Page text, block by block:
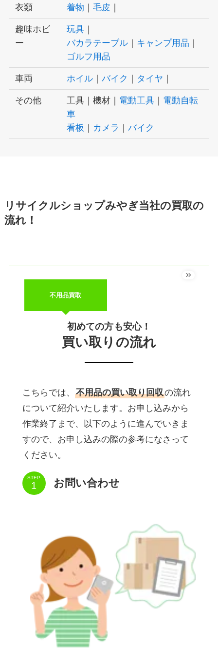
衣類 着物 ｜毛皮 ｜
趣味ホビ
ー
玩具 ｜
バカラテーブル ｜ キャンプ用品 ｜
ゴルフ用品
車両 ホイル ｜バイク ｜ タイヤ ｜
その他 工具｜機材｜ 電動工具 ｜ 電動自転
車
看板 ｜ カメラ ｜バイク
リサイクルショップみやぎ当社の買取の
流れ！
不用品買取
初めての方も安心！
買い取りの流れ
こちらでは、 不用品の買い取り回収の流れ
について紹介いたします。お申し込みから
作業終了まで、以下のように進んでいきま
すので、お申し込みの際の参考になさって
ください。
STEP お問い合わせ